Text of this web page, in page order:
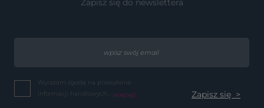
Zapisz się do newslettera
Wyrażam zgodę na przesyłanie
informacji handlowych... (więcej)